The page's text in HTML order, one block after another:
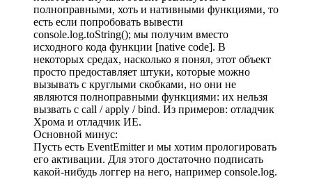
полноправными, хоть и нативными функциями, то
есть если попробовать вывести
console.log.toString(); мы получим вместо
исходного кода функции [native code]. В
некоторых средах, насколько я понял, этот объект
просто предоставляет штуки, которые можно
вызывать с круглыми скобками, но они не
являются полноправными функциями: их нельзя
вызвать с call / apply / bind. Из примеров: отладчик
Хрома и отладчик ИЕ.
Основной минус:
Пусть есть EventEmitter и мы хотим прологировать
его активации. Для этого достаточно подписать
какой-нибудь логгер на него, например console.log.